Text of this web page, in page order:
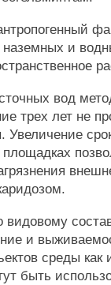
и
вод
трех лет не
Увеличение
и
среды как
быть